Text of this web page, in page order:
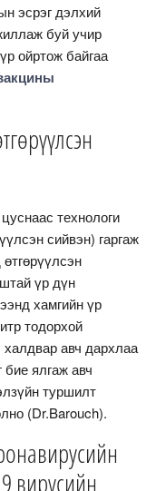
эсрэг дэлхий
буй учир
ойртож байгаа
технологи
сийвэн) гаргаж
үр дүн
хамгийн үр
тодорхой
авч дархлаа
бие ялгаж авч
туршилт
(Dr.Barouch).
вирусийн